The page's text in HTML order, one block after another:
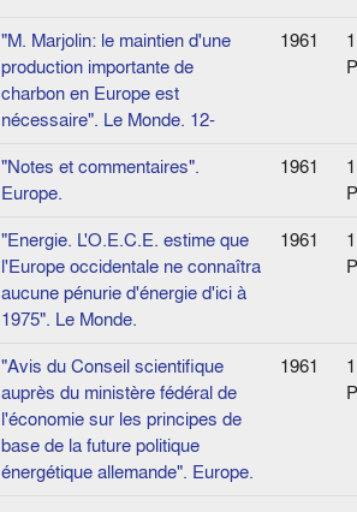
"M. Marjolin: le maintien d'une
production importante de
charbon en Europe est
nécessaire". Le Monde. 12-
1961
1
"Notes et commentaires".
Europe.
1961
1
"Energie. L'O.E.C.E. estime que
l'Europe occidentale ne connaîtra
aucune pénurie d'énergie d'ici à
1975". Le Monde.
1961
1
"Avis du Conseil scientifique
auprès du ministère fédéral de
l'économie sur les principes de
base de la future politique
énergétique allemande". Europe.
1961
1